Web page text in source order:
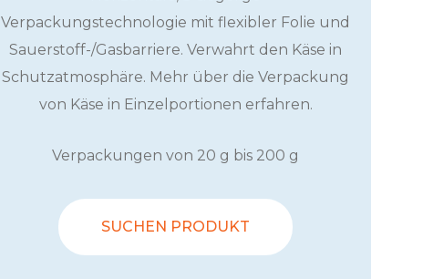
Verpackungstechnologie mit flexibler Folie und
Sauerstoff-/Gasbarriere. Verwahrt den Käse in
Schutzatmosphäre. Mehr über die Verpackung
von Käse in Einzelportionen erfahren.
Verpackungen von 20 g bis 200 g
SUCHEN PRODUKT